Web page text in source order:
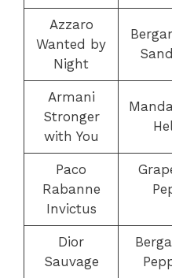
Azzaro
Wanted by
Night
Armani
Stronger
with You
Paco
Rabanne
Invictus
Dior
Sauvage